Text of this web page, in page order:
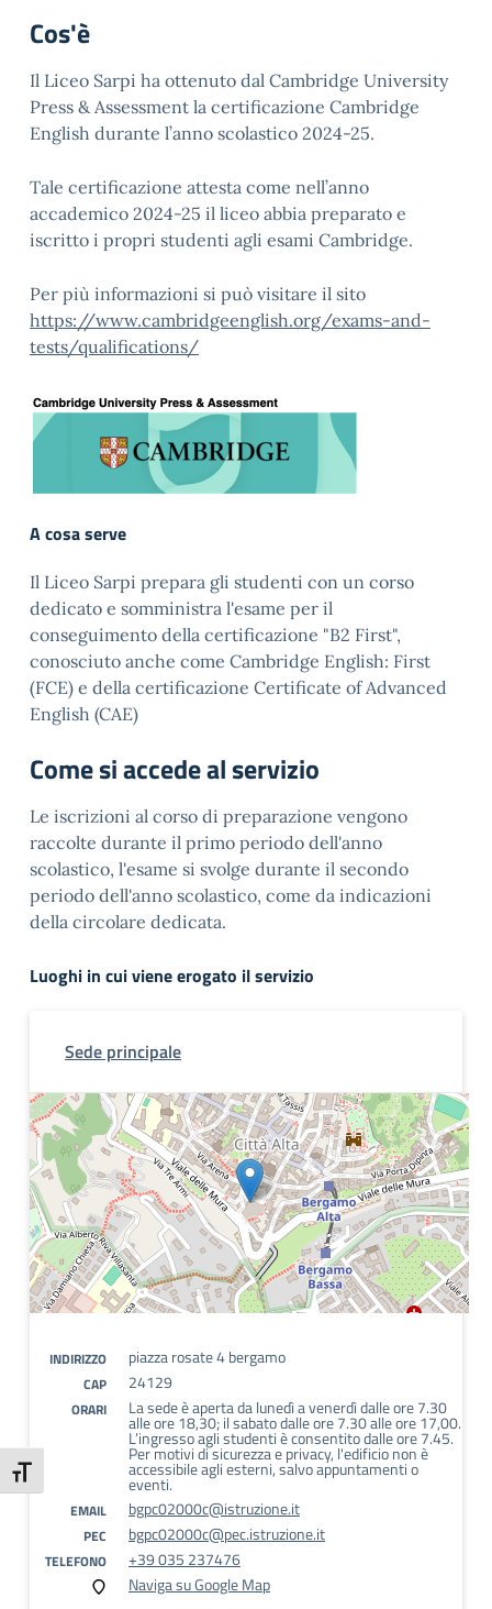
Attiva/disattiva dimensione testo
Cos'è
Il Liceo Sarpi ha ottenuto dal Cambridge University
Press & Assessment la certificazione Cambridge
English durante l’anno scolastico 2024-25.
Tale certificazione attesta come nell’anno
accademico 2024-25 il liceo abbia preparato e
iscritto i propri studenti agli esami Cambridge.
Per più informazioni si può visitare il sito
https://www.cambridgeenglish.org/exams-and-
tests/qualifications/
A cosa serve
Il Liceo Sarpi prepara gli studenti con un corso
dedicato e somministra l'esame per il
conseguimento della certificazione "B2 First",
conosciuto anche come Cambridge English: First
(FCE) e della certificazione Certificate of Advanced
English (CAE)
Come si accede al servizio
Le iscrizioni al corso di preparazione vengono
raccolte durante il primo periodo dell'anno
scolastico, l'esame si svolge durante il secondo
periodo dell'anno scolastico, come da indicazioni
della circolare dedicata.
Luoghi in cui viene erogato il servizio
Sede principale
INDIRIZZO piazza rosate 4 bergamo
CAP 24129
ORARI La sede è aperta da lunedì a venerdì dalle ore 7.30
alle ore 18,30; il sabato dalle ore 7.30 alle ore 17,00.
L’ingresso agli studenti è consentito dalle ore 7.45.
Per motivi di sicurezza e privacy, l'edificio non è
accessibile agli esterni, salvo appuntamenti o
eventi.
EMAIL bgpc02000c@istruzione.it
PEC bgpc02000c@pec.istruzione.it
TELEFONO
+39 035 237476
Naviga su Google Map